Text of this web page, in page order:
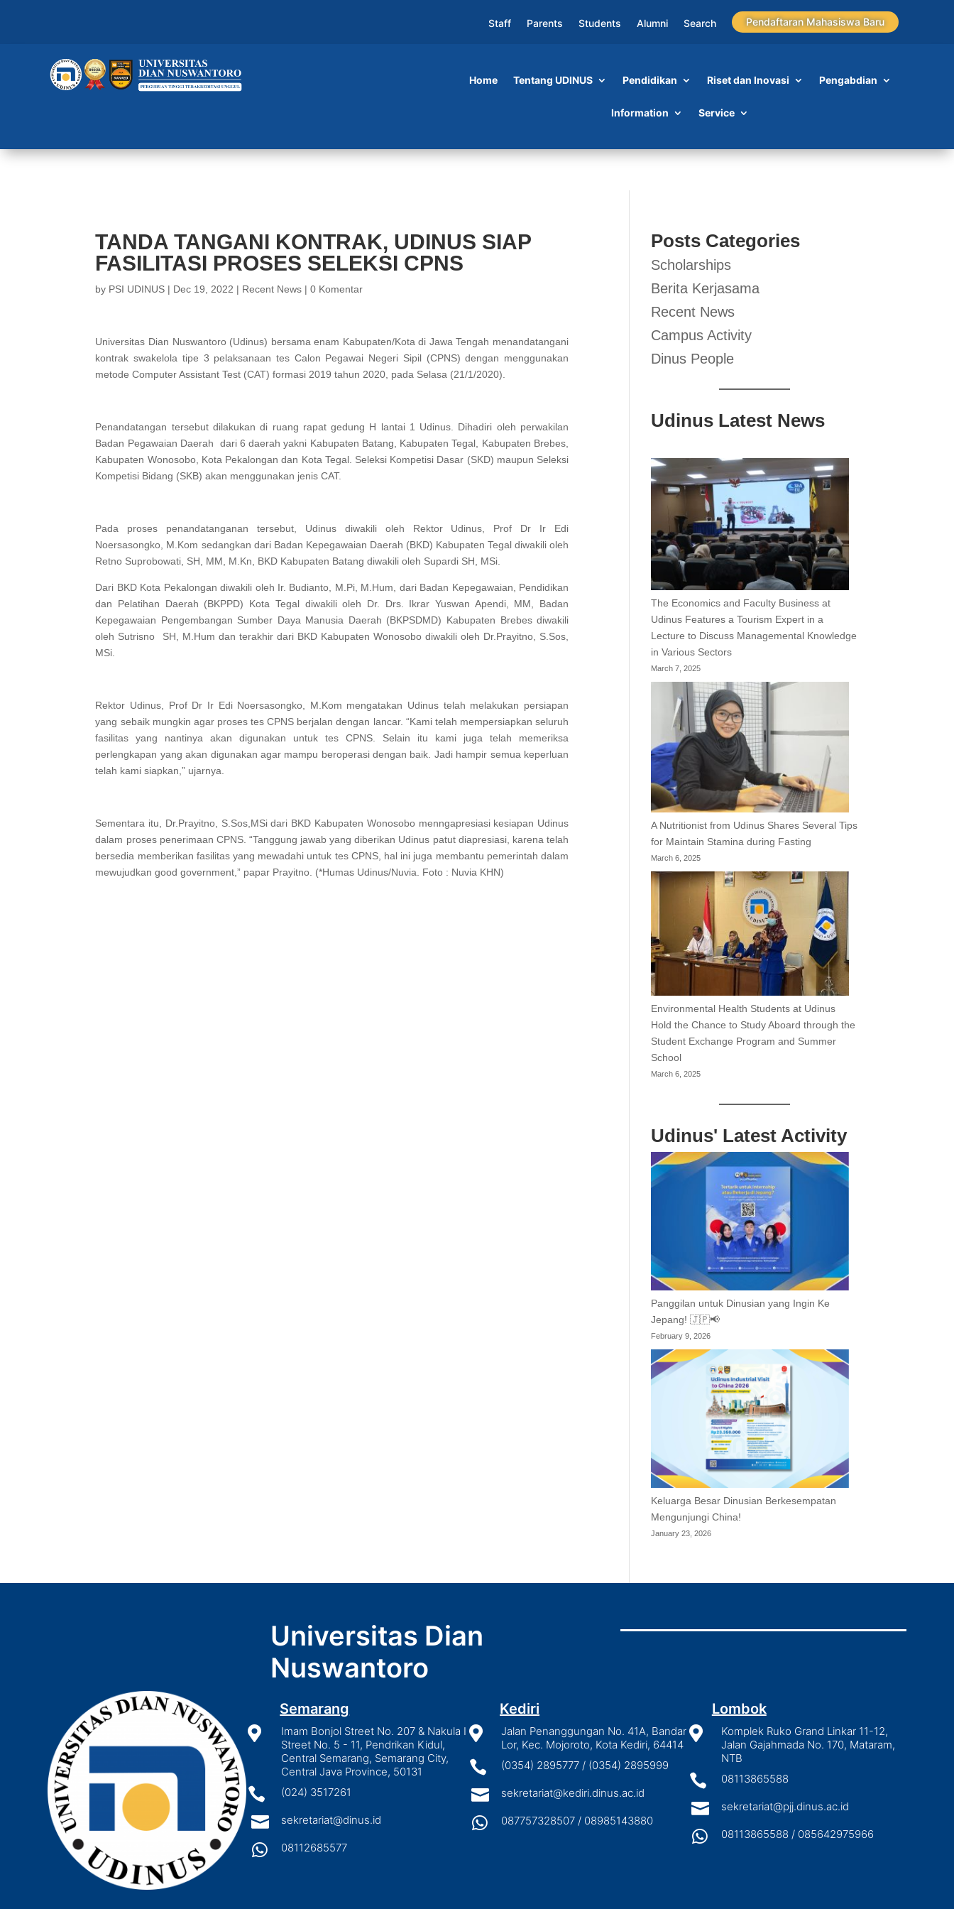
Staff Parents Students Alumni Search Pendaftaran Mahasiswa Baru
Home Tentang UDINUS Pendidikan Riset dan Inovasi Pengabdian
Information Service
TANDA TANGANI KONTRAK, UDINUS SIAP
FASILITASI PROSES SELEKSI CPNS
by PSI UDINUS | Dec 19, 2022 | Recent News |0 Komentar
Universitas Dian Nuswantoro (Udinus) bersama enam Kabupaten/Kota di Jawa Tengah menandatangani
kontrak swakelola tipe 3 pelaksanaan tes Calon Pegawai Negeri Sipil (CPNS) dengan menggunakan
metode Computer Assistant Test (CAT) formasi 2019 tahun 2020, pada Selasa (21/1/2020).
Penandatangan tersebut dilakukan di ruang rapat gedung H lantai 1 Udinus. Dihadiri oleh perwakilan
Badan Pegawaian Daerah dari 6 daerah yakni Kabupaten Batang, Kabupaten Tegal, Kabupaten Brebes,
Kabupaten Wonosobo, Kota Pekalongan dan Kota Tegal. Seleksi Kompetisi Dasar (SKD) maupun Seleksi
Kompetisi Bidang (SKB) akan menggunakan jenis CAT.
Pada proses penandatanganan tersebut, Udinus diwakili oleh Rektor Udinus, Prof Dr Ir Edi
Noersasongko, M.Kom sedangkan dari Badan Kepegawaian Daerah (BKD) Kabupaten Tegal diwakili oleh
Retno Suprobowati, SH, MM, M.Kn, BKD Kabupaten Batang diwakili oleh Supardi SH, MSi.
Dari BKD Kota Pekalongan diwakili oleh Ir. Budianto, M.Pi, M.Hum, dari Badan Kepegawaian, Pendidikan
dan Pelatihan Daerah (BKPPD) Kota Tegal diwakili oleh Dr. Drs. Ikrar Yuswan Apendi, MM, Badan
Kepegawaian Pengembangan Sumber Daya Manusia Daerah (BKPSDMD) Kabupaten Brebes diwakili
oleh Sutrisno SH, M.Hum dan terakhir dari BKD Kabupaten Wonosobo diwakili oleh Dr.Prayitno, S.Sos,
MSi.
Rektor Udinus, Prof Dr Ir Edi Noersasongko, M.Kom mengatakan Udinus telah melakukan persiapan
yang sebaik mungkin agar proses tes CPNS berjalan dengan lancar. “Kami telah mempersiapkan seluruh
fasilitas yang nantinya akan digunakan untuk tes CPNS. Selain itu kami juga telah memeriksa
perlengkapan yang akan digunakan agar mampu beroperasi dengan baik. Jadi hampir semua keperluan
telah kami siapkan,” ujarnya.
Sementara itu, Dr.Prayitno, S.Sos,MSi dari BKD Kabupaten Wonosobo menngapresiasi kesiapan Udinus
dalam proses penerimaan CPNS. “Tanggung jawab yang diberikan Udinus patut diapresiasi, karena telah
bersedia memberikan fasilitas yang mewadahi untuk tes CPNS, hal ini juga membantu pemerintah dalam
mewujudkan good government,” papar Prayitno. (*Humas Udinus/Nuvia. Foto : Nuvia KHN)
Posts Categories
Scholarships
Berita Kerjasama
Recent News
Campus Activity
Dinus People
Udinus Latest News
The Economics and Faculty Business at
Udinus Features a Tourism Expert in a
Lecture to Discuss Managemental Knowledge
in Various Sectors
March 7, 2025
A Nutritionist from Udinus Shares Several Tips
for Maintain Stamina during Fasting
March 6, 2025
Environmental Health Students at Udinus
Hold the Chance to Study Aboard through the
Student Exchange Program and Summer
School
March 6, 2025
Udinus' Latest Activity
Panggilan untuk Dinusian yang Ingin Ke
Jepang! 🇯🇵📢
February 9, 2026
Keluarga Besar Dinusian Berkesempatan
Mengunjungi China!
January 23, 2026
Universitas Dian
Nuswantoro
Semarang

Imam Bonjol Street No. 207 & Nakula I
Street No. 5 - 11, Pendrikan Kidul,
Central Semarang, Semarang City,
Central Java Province, 50131
 (024) 3517261
 sekretariat@dinus.id
 08112685577
Kediri

Jalan Penanggungan No. 41A, Bandar
Lor, Kec. Mojoroto, Kota Kediri, 64414
 (0354) 2895777 / (0354) 2895999
 sekretariat@kediri.dinus.ac.id
 087757328507 / 08985143880
Lombok

Komplek Ruko Grand Linkar 11-12,
Jalan Gajahmada No. 170, Mataram,
NTB
 08113865588
 sekretariat@pjj.dinus.ac.id
 08113865588 / 085642975966